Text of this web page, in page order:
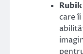
Rubik
care